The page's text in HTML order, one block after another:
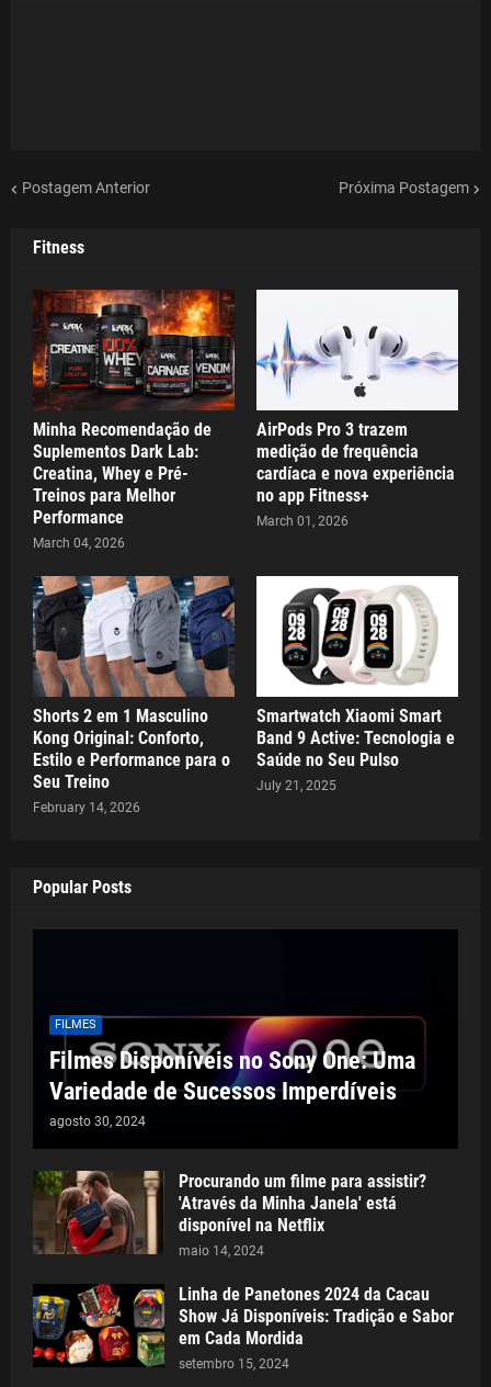
Postagem Anterior Próxima Postagem
Fitness
Minha Recomendação de
Suplementos Dark Lab:
Creatina, Whey e Pré-
Treinos para Melhor
Performance
March 04, 2026
AirPods Pro 3 trazem
medição de frequência
cardíaca e nova experiência
no app Fitness+
March 01, 2026
Shorts 2 em 1 Masculino
Kong Original: Conforto,
Estilo e Performance para o
Seu Treino
February 14, 2026
Smartwatch Xiaomi Smart
Band 9 Active: Tecnologia e
Saúde no Seu Pulso
July 21, 2025
Popular Posts
FILMES
Filmes Disponíveis no Sony One: Uma
Variedade de Sucessos Imperdíveis
agosto 30, 2024
Procurando um filme para assistir?
'Através da Minha Janela' está
disponível na Netflix
maio 14, 2024
Linha de Panetones 2024 da Cacau
Show Já Disponíveis: Tradição e Sabor
em Cada Mordida
setembro 15, 2024